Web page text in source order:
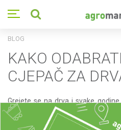
BLOG
KAKO
CJEPAČ ZA
Grejete se na drva i svake
poslova oko kuće i imanja
spremite ogrev za zimu?